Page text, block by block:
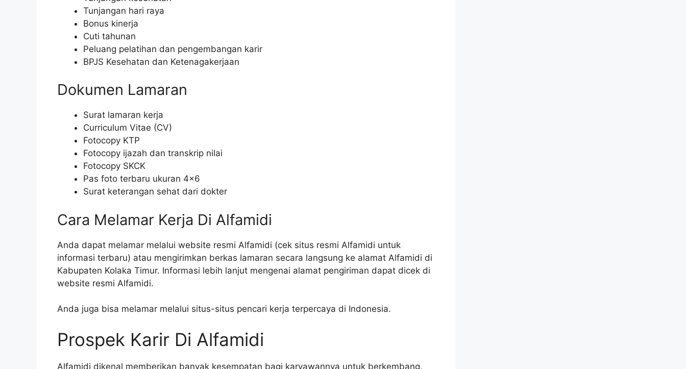
Tunjangan hari raya
Bonus kinerja
Cuti tahunan
Peluang pelatihan dan pengembangan karir
BPJS Kesehatan dan Ketenagakerjaan
Dokumen Lamaran
Surat lamaran kerja
Curriculum Vitae (CV)
Fotocopy KTP
Fotocopy ijazah dan transkrip nilai
Fotocopy SKCK
Pas foto terbaru ukuran 4×6
Surat keterangan sehat dari dokter
Cara Melamar Kerja Di Alfamidi
Anda dapat melamar melalui website resmi Alfamidi (cek situs resmi Alfamidi untuk
informasi terbaru) atau mengirimkan berkas lamaran secara langsung ke alamat Alfamidi di
Kabupaten Kolaka Timur. Informasi lebih lanjut mengenai alamat pengiriman dapat dicek di
website resmi Alfamidi.
Anda juga bisa melamar melalui situs-situs pencari kerja terpercaya di Indonesia.
Prospek Karir Di Alfamidi
Alfamidi dikenal memberikan banyak kesempatan bagi karyawannya untuk berkembang,